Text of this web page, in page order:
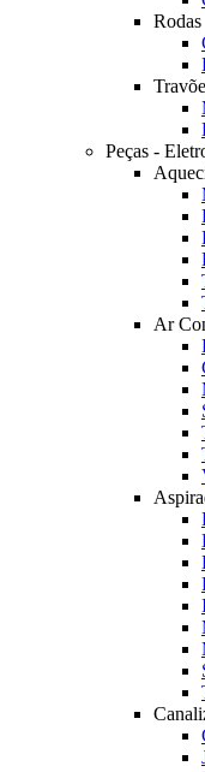
Rodas
Peças -
Ar